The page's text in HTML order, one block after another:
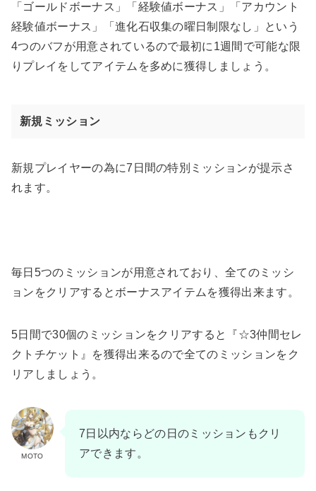
「ゴールドボーナス」「経験値ボーナス」「アカウント
経験値ボーナス」「進化石収集の曜日制限なし」という
4つのバフが用意されているので最初に1週間で可能な限
りプレイをしてアイテムを多めに獲得しましょう。
新規ミッション
新規プレイヤーの為に7日間の特別ミッションが提示さ
れます。
毎日5つのミッションが用意されており、全てのミッシ
ョンをクリアするとボーナスアイテムを獲得出来ます。
5日間で30個のミッションをクリアすると『☆3仲間セレ
クトチケット』を獲得出来るので全てのミッションをク
リアしましょう。
MOTO
7日以内ならどの日のミッションもクリ
アできます。